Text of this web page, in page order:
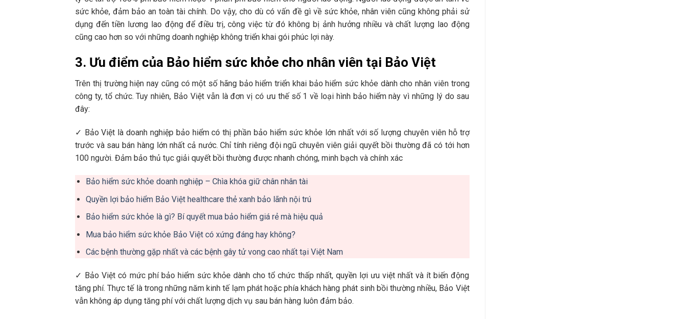
sức khỏe, đảm bảo an toàn tài chính. Do vậy, cho dù có vấn đề gì về sức khỏe, nhân viên cũng không phải sử
dụng đến tiền lương lao động để điều trị, công việc từ đó không bị ảnh hưởng nhiều và chất lượng lao động
cũng cao hơn so với những doanh nghiệp không triển khai gói phúc lợi này.
3. Ưu điểm của Bảo hiểm sức khỏe cho nhân viên tại Bảo Việt
Trên thị trường hiện nay cũng có một số hãng bảo hiểm triển khai bảo hiểm sức khỏe dành cho nhân viên trong
công ty, tổ chức. Tuy nhiên, Bảo Việt vẫn là đơn vị có ưu thế số 1 về loại hình bảo hiểm này vì những lý do sau
đây:
✓ Bảo Việt là doanh nghiệp bảo hiểm có thị phần bảo hiểm sức khỏe lớn nhất với số lượng chuyên viên hỗ trợ
trước và sau bán hàng lớn nhất cả nước. Chỉ tính riêng đội ngũ chuyên viên giải quyết bồi thường đã có tới hơn
100 người. Đảm bảo thủ tục giải quyết bồi thường được nhanh chóng, minh bạch và chính xác
Bảo hiểm sức khỏe doanh nghiệp – Chìa khóa giữ chân nhân tài
Quyền lợi bảo hiểm Bảo Việt healthcare thẻ xanh bảo lãnh nội trú
Bảo hiểm sức khỏe là gì? Bí quyết mua bảo hiểm giá rẻ mà hiệu quả
Mua bảo hiểm sức khỏe Bảo Việt có xứng đáng hay không?
Các bệnh thường gặp nhất và các bệnh gây tử vong cao nhất tại Việt Nam
✓ Bảo Việt có mức phí bảo hiểm sức khỏe dành cho tổ chức thấp nhất, quyền lợi ưu việt nhất và ít biến động
tăng phí. Thực tế là trong những năm kinh tế lạm phát hoặc phía khách hàng phát sinh bồi thường nhiều, Bảo Việt
vẫn không áp dụng tăng phí với chất lượng dịch vụ sau bán hàng luôn đảm bảo.